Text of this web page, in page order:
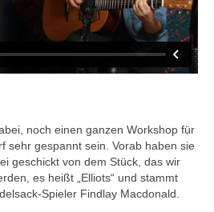
noch einen ganzen Workshop für
sehr gespannt sein. Vorab haben sie
geschickt von dem Stück, das wir
es heißt „Elliots“ und stammt
Spieler Findlay Macdonald.